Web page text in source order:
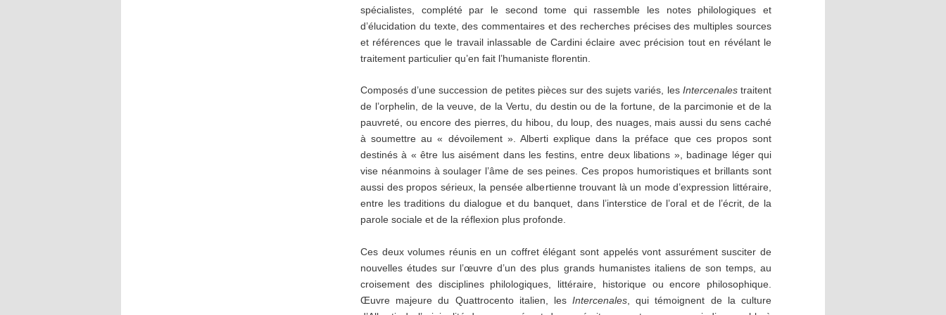
spécialistes, complété par le second tome qui rassemble les notes philologiques et
d’élucidation du texte, des commentaires et des recherches précises des multiples sources
et références que le travail inlassable de Cardini éclaire avec précision tout en révélant le
traitement particulier qu’en fait l’humaniste florentin.
Composés d’une succession de petites pièces sur des sujets variés, les Intercenalestraitent
de l’orphelin, de la veuve, de la Vertu, du destin ou de la fortune, de la parcimonie et de la
pauvreté, ou encore des pierres, du hibou, du loup, des nuages, mais aussi du sens caché
à soumettre au « dévoilement ». Alberti explique dans la préface que ces propos sont
destinés à « être lus aisément dans les festins, entre deux libations », badinage léger qui
vise néanmoins à soulager l’âme de ses peines. Ces propos humoristiques et brillants sont
aussi des propos sérieux, la pensée albertienne trouvant là un mode d’expression littéraire,
entre les traditions du dialogue et du banquet, dans l’interstice de l’oral et de l’écrit, de la
parole sociale et de la réflexion plus profonde.
Ces deux volumes réunis en un coffret élégant sont appelés vont assurément susciter de
nouvelles études sur l’œuvre d’un des plus grands humanistes italiens de son temps, au
croisement des disciplines philologiques, littéraire, historique ou encore philosophique.
Œuvre majeure du Quattrocento italien, lesIntercenales , qui témoignent de la culture